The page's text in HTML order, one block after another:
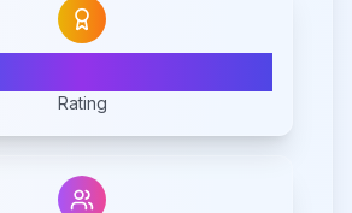
Rating